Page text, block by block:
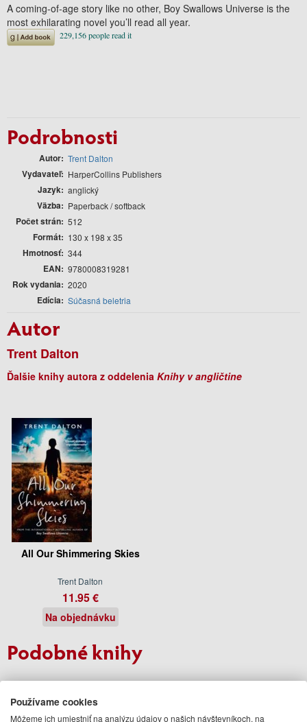
A coming-of-age story like no other, Boy Swallows Universe is the
most exhilarating novel you’ll read all year.
Podrobnosti
Autor Trent Dalton
Vydavateľ HarperCollins Publishers
Jazyk anglický
Väzba Paperback / softback
Počet strán 512
Formát 130 x 198 x 35
Hmotnosť 344
EAN 9780008319281
Rok vydania 2020
Edícia Súčasná beletria
Autor
Trent Dalton
Ďalšie knihy autora z oddelenia Knihy v angličtine
All Our Shimmering Skies
Trent Dalton
11.95 €
Na objednávku
Podobné knihy
Používame cookies
Môžeme ich umiestniť na analýzu údajov o našich návštevníkoch, na